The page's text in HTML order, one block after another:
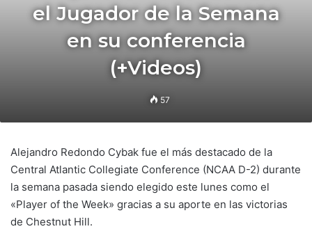
el Jugador de la Semana
en su conferencia
(+Videos)
57
Alejandro Redondo Cybak fue el más destacado de la
Central Atlantic Collegiate Conference (NCAA D-2) durante
la semana pasada siendo elegido este lunes como el
«Player of the Week» gracias a su aporte en las victorias
de Chestnut Hill.